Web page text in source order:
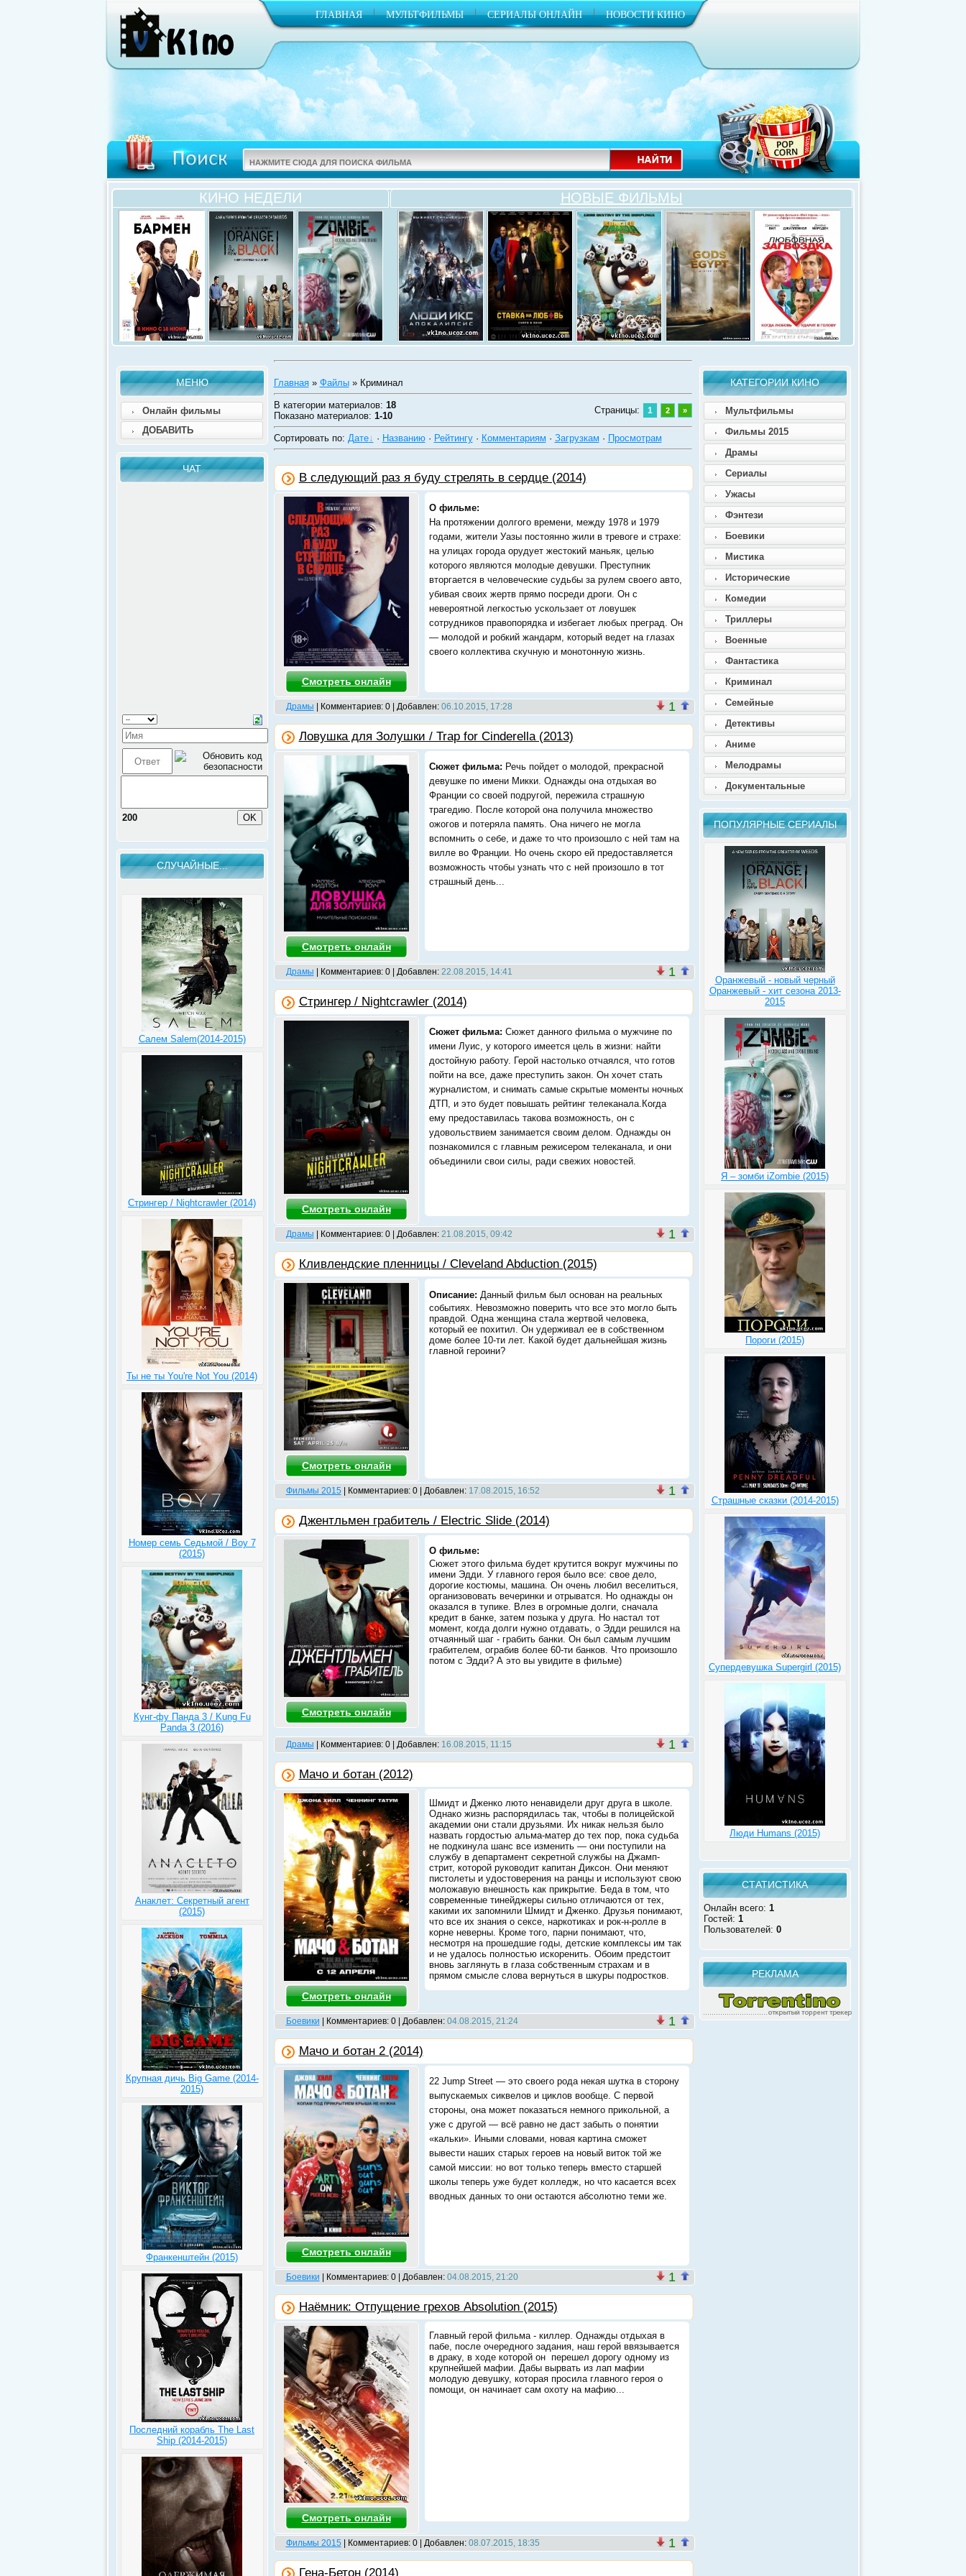
ГЛАВНАЯ | МУЛЬТФИЛЬМЫ | СЕРИАЛЫ ОНЛАЙН | НОВОСТИ КИНО
КИНО НЕДЕЛИ НОВЫЕ ФИЛЬМЫ
МЕНЮ
Онлайн фильмы
ДОБАВИТЬ
ЧАТ
200
СЛУЧАЙНЫЕ...
Салем Salem(2014-2015)
Стрингер / Nightcrawler (2014)
Ты не ты You're Not You (2014)
Номер семь Седьмой / Boy 7
(2015)
Кунг-фу Панда 3 / Kung Fu
Panda 3 (2016)
Анаклет: Секретный агент
(2015)
Крупная дичь Big Game (2014-
2015)
Франкенштейн (2015)
Последний корабль The Last
Ship (2014-2015)
Главная» Файлы» Криминал
В категории материалов: 18
Показано материалов: 1-10
Страницы: 1 2 »
Сортировать по: Дате · Названию· Рейтингу· Комментариям · Загрузкам · Просмотрам
В следующий раз я буду стрелять в сердце (2014)
Смотреть онлайн
О фильме:
На протяжении долгого времени, между 1978 и 1979
годами, жители Уазы постоянно жили в тревоге и страхе:
на улицах города орудует жестокий маньяк, целью
которого являются молодые девушки. Преступник
вторгается в человеческие судьбы за рулем своего авто,
убивая своих жертв прямо посреди дроги. Он с
невероятной легкостью ускользает от ловушек
сотрудников правопорядка и избегает любых преград. Он
— молодой и робкий жандарм, который ведет на глазах
своего коллектива скучную и монотонную жизнь.
1
Драмы | Комментариев: 0 | Добавлен: 06.10.2015, 17:28
Ловушка для Золушки / Trap for Cinderella (2013)
Смотреть онлайн
Сюжет фильма: Речь пойдет о молодой, прекрасной
девушке по имени Микки. Однажды она отдыхая во
Франции со своей подругой, пережила страшную
трагедию. После которой она получила множество
ожогов и потеряла память. Она ничего не могла
вспомнить о себе, и даже то что произошло с ней там на
вилле во Франции. Но очень скоро ей предоставляется
возможность чтобы узнать что с ней произошло в тот
страшный день...
1
Драмы | Комментариев: 0 | Добавлен: 22.08.2015, 14:41
Стрингер / Nightcrawler (2014)
Смотреть онлайн
Сюжет фильма: Сюжет данного фильма о мужчине по
имени Луис, у которого имеется цель в жизни: найти
достойную работу. Герой настолько отчаялся, что готов
пойти на все, даже преступить закон. Он хочет стать
журналистом, и снимать самые скрытые моменты ночных
ДТП, и это будет повышать рейтинг телеканала.Когда
ему предоставилась такова возможность, он с
удовольствием занимается своим делом. Однажды он
познакомился с главным режисером телеканала, и они
объединили свои силы, ради свежих новостей.
1
Драмы | Комментариев: 0 | Добавлен: 21.08.2015, 09:42
Кливлендские пленницы / Cleveland Abduction (2015)
Смотреть онлайн
Описание: Данный фильм был основан на реальных
событиях. Невозможно поверить что все это могло быть
правдой. Одна женщина стала жертвой человека,
который ее похитил. Он удерживал ее в собственном
доме более 10-ти лет. Какой будет дальнейшая жизнь
главной героини?
1
Фильмы 2015| Комментариев: 0 | Добавлен: 17.08.2015, 16:52
Джентльмен грабитель / Electric Slide (2014)
Смотреть онлайн
О фильме:
Сюжет этого фильма будет крутится вокруг мужчины по
имени Эдди. У главного героя было все: свое дело,
дорогие костюмы, машина. Он очень любил веселиться,
организововать вечеринки и отрыватся. Но однажды он
оказался в тупике. Влез в огромные долги, сначала
кредит в банке, затем позыка у друга. Но настал тот
момент, когда долги нужно отдавать, о Эдди решился на
отчаянный шаг - грабить банки. Он был самым лучшим
грабителем, ограбив более 60-ти банков. Что произошло
потом с Эдди? А это вы увидите в фильме)
1
Драмы | Комментариев: 0 | Добавлен: 16.08.2015, 11:15
Мачо и ботан (2012)
Смотреть онлайн
Шмидт и Дженко люто ненавидели друг друга в школе.
Однако жизнь распорядилась так, чтобы в полицейской
академии они стали друзьями. Их никак нельзя было
назвать гордостью альма-матер до тех пор, пока судьба
не подкинула шанс все изменить — они поступили на
службу в департамент секретной службы на Джамп-
стрит, которой руководит капитан Диксон. Они меняют
пистолеты и удостоверения на ранцы и используют свою
моложавую внешность как прикрытие. Беда в том, что
современные тинейджеры сильно отличаются от тех,
какими их запомнили Шмидт и Дженко. Друзья понимают,
что все их знания о сексе, наркотиках и рок-н-ролле в
корне неверны. Кроме того, парни понимают, что,
несмотря на прошедшие годы, детские комплексы им так
и не удалось полностью искоренить. Обоим предстоит
вновь заглянуть в глаза собственным страхам и в
прямом смысле слова вернуться в шкуры подростков.
1
Боевики | Комментариев: 0 | Добавлен: 04.08.2015, 21:24
Мачо и ботан 2 (2014)
Смотреть онлайн
22 Jump Street — это своего рода некая шутка в сторону
выпускаемых сиквелов и циклов вообще. С первой
стороны, она может показаться немного прикольной, а
уже с другой — всё равно не даст забыть о понятии
«кальки». Иными словами, новая картина сможет
вывести наших старых героев на новый виток той же
самой миссии: но вот только теперь вместо старшей
школы теперь уже будет колледж, но что касается всех
вводных данных то они остаются абсолютно теми же.
1
Боевики | Комментариев: 0 | Добавлен: 04.08.2015, 21:20
Наёмник: Отпущение грехов Absolution (2015)
Смотреть онлайн
Главный герой фильма - киллер. Однажды отдыхая в
пабе, после очередного задания, наш герой ввязывается
в драку, в ходе которой он перешел дорогу одному из
крупнейшей мафии. Дабы вырвать из лап мафии
молодую девушку, которая просила главного героя о
помощи, он начинает сам охоту на мафию...
1
Фильмы 2015| Комментариев: 0 | Добавлен: 08.07.2015, 18:35
Гена-Бетон (2014)
КАТЕГОРИИ КИНО
Мультфильмы
Фильмы 2015
Драмы
Сериалы
Ужасы
Фэнтези
Боевики
Мистика
Исторические
Комедии
Триллеры
Военные
Фантастика
Криминал
Семейные
Детективы
Аниме
Мелодрамы
Документальные
ПОПУЛЯРНЫЕ СЕРИАЛЫ
Оранжевый - новый черный
Оранжевый - хит сезона 2013-
2015
Я – зомби iZombie (2015)
Пороги (2015)
Страшные сказки (2014-2015)
Супердевушка Supergirl (2015)
Люди Humans (2015)
СТАТИСТИКА
Онлайн всего: 1
Гостей: 1
Пользователей: 0
РЕКЛАМА